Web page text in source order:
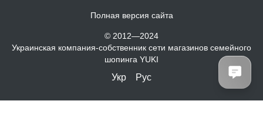
Полная версия сайта
© 2012—2024
Украинская компания-собственник сети магазинов семейного
шопинга YUKI
Укр Рус